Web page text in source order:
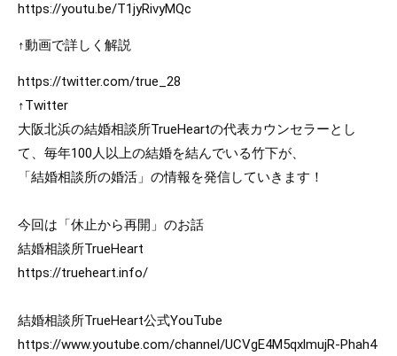
https://youtu.be/T1jyRivyMQc
↑動画で詳しく解説
https://twitter.com/true_28
↑Twitter
大阪北浜の結婚相談所TrueHeartの代表カウンセラーとし
て、毎年100人以上の結婚を結んでいる竹下が、
「結婚相談所の婚活」の情報を発信していきます！
今回は「休止から再開」のお話
https://trueheart.info/
https://www.youtube.com/channel/UCVgE4M5qxlmujR-Phah4